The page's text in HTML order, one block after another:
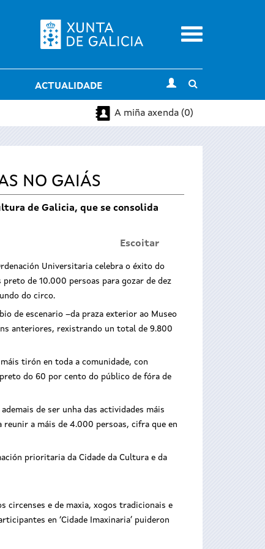
Menu
ACTUALIDADE
search
A miña axenda (0)
NO GAIÁS
de Galicia, que se consolida
Escoitar
e
de
Universitaria celebra o éxito do
preto de 10.000 persoas para gozar de dez
do circo.
de escenario –da praza exterior ao Museo
anteriores, rexistrando un total de 9.800
tirón en toda a comunidade, con
do 60 por cento do público de fóra de
de ser unha das actividades máis
reunir a máis de 4.000 persoas, cifra que en
prioritaria da Cidade da Cultura e da
circenses e de maxia, xogos tradicionais e
en ‘Cidade Imaxinaria’ puideron